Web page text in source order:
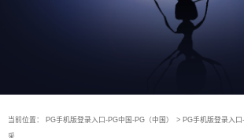
当前位置： PG手机版登录入口-PG中国-PG（中国） > PG手机版登录入